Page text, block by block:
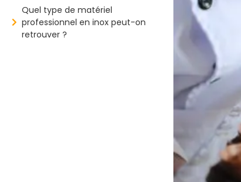
Quel type de matériel
professionnel en inox peut-on
retrouver ?